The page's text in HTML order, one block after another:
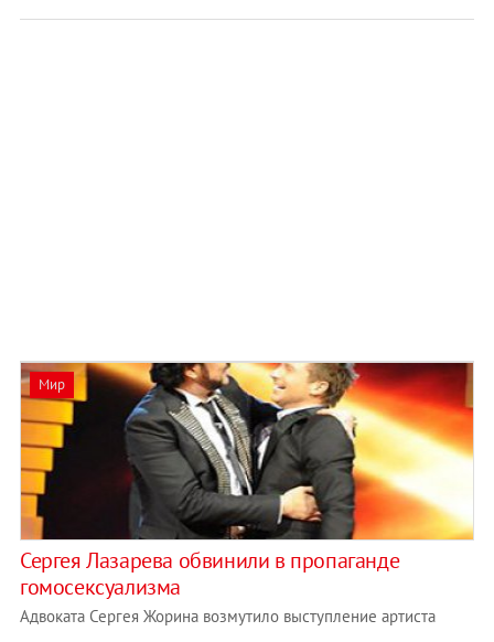
Мир
Сергея Лазарева обвинили в пропаганде
гомосексуализма
Адвоката Сергея Жорина возмутило выступление артиста